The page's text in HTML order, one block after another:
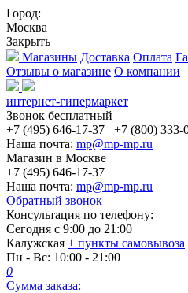
Город:
Москва
Закрыть
Магазины Доставка Оплата
Отзывы о магазине О компании
интернет-гипермаркет
Звонок бесплатный
+7 (495) 646-17-37
+7 (800) 333-
Наша почта: mp@mp-mp.ru
Магазин в Москве
+7 (495) 646-17-37
Наша почта: mp@mp-mp.ru
Обратный звонок
Консультация по телефону:
Сегодня с 9:00 до 21:00
Калужская + пункты самовывоза
Пн - Вс: 10:00 - 21:00
0
Сумма заказа: